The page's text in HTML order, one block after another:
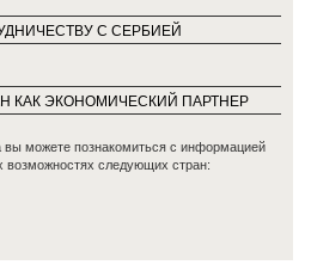
С СЕРБИЕЙ
КАК ЭКОНОМИЧЕСКИЙ ПАРТНЕР
вы можете познакомиться с информацией
возможностях следующих стран: